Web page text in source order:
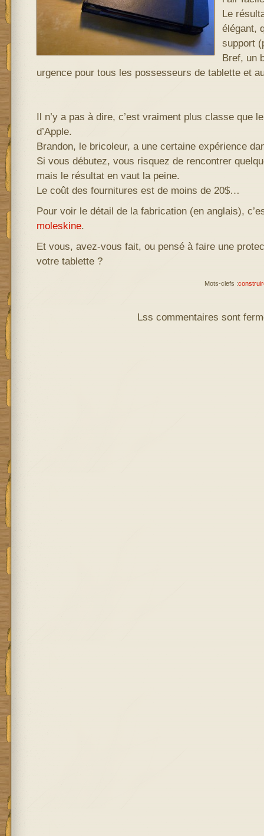
Le
élégant,
support
Bref, un
urgence pour tous les possesseurs de tablette et
Il n’y a pas à dire, c’est vraiment plus classe que
d’Apple.
Brandon, le bricoleur, a une certaine expérience
Si vous débutez, vous risquez de rencontrer
mais le résultat en vaut la peine.
Le coût des fournitures est de moins de 20$…
Pour voir le détail de la fabrication (en anglais),
moleskine.
Et vous, avez-vous fait, ou pensé à faire une
votre tablette ?
Mots-clefs :
Lss commentaires sont